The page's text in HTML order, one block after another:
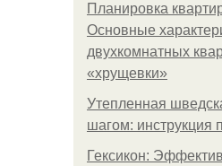
Планировка
Основные
двухкомнатных
«хрущевки»
Утепленная
шагом: инструкция
Гексикон: